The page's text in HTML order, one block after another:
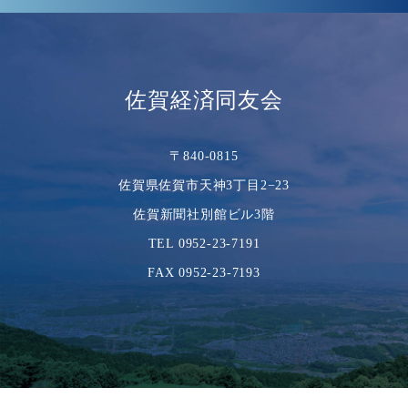
佐賀経済同友会
〒840-0815
佐賀県佐賀市天神3丁目2−23
佐賀新聞社別館ビル3階
TEL 0952-23-7191
FAX 0952-23-7193